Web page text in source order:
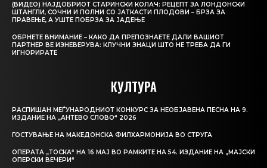
(ВИДЕО) НАЈДОБРИОТ СТАРИНСКИ КОЛАЧ: РЕЦЕПТ ЗА ЛОНДОНСКИ
ШТАНГЛИ, СОЧНИ И ПОЛНИ СО ЈАТКАСТИ ПЛОДОВИ – БРЗА ЗА
ПРАВЕЊЕ, А УШТЕ ПОБРЗА ЗА ЈАДЕЊЕ
ОБРНЕТЕ ВНИМАНИЕ – КАКО ДА ПРЕПОЗНАЕТЕ ДАЛИ ВАШИОТ
ПАРТНЕР ВЕ ИЗНЕВЕРУВА: КЛУЧНИ ЗНАЦИ ШТО НЕ ТРЕБА ДА ГИ
ИГНОРИРАТЕ
КУЛТУРА
РАСПИШАН МЕЃУНАРОДНИОТ КОНКУРС ЗА НЕОБЈАВЕНА ПЕСНА НА 9.
ИЗДАНИЕ НА „АНТЕВО СЛОВО“ 2026
ГОСТУВАЊЕ НА МАКЕДОНСКА ФИЛХАРМОНИЈА ВО СТРУГА
ОПЕРАТА „ТОСКА“ НА 16 МАЈ ВО РАМКИТЕ НА 54. ИЗДАНИЕ НА „МАЈСКИ
ОПЕРСКИ ВЕЧЕРИ“